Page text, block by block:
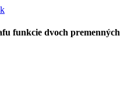
funkcie dvoch premenných